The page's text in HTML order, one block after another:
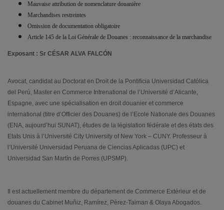
Mauvaise attribution de nomenclature douanière
Marchandises restreintes
Omission de documentation obligatoire
Article 145 de la Loi Générale de Douanes : reconnaissance de la marchandise
Exposant : Sr CÉSAR ALVA FALCÓN
Avocat, candidat au Doctorat en Droit de la Pontificia Universidad Católica
del Perú, Master en Commerce Intrenational de l’Université d’Alicante,
Espagne, avec une spécialisation en droit douanier et commerce
international (titre d’Officier des Douanes) de l’Ecole Nationale des Douanes
(ENA, aujourd’hui SUNAT), études de la législation fédérale et des états des
Etats Unis à l’Université City University of New York – CUNY. Professeur à
l’Université Universidad Peruana de Ciencias Aplicadas (UPC) et
Universidad San Martín de Porres (UPSMP).
Il est actuellement membre du département de Commerce Extérieur et de
douanes du Cabinet Muñiz, Ramírez, Pérez-Taiman & Olaya Abogados.